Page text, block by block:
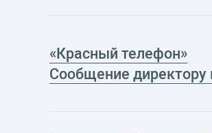
«Красный телефон»
Сообщение